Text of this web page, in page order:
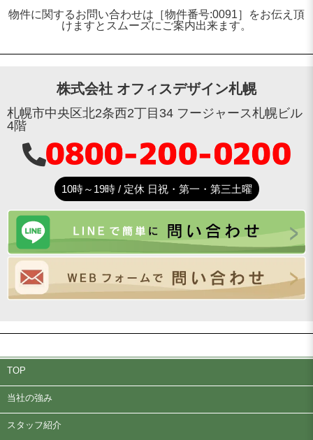
物件に関するお問い合わせは［物件番号:0091］をお伝え頂
けますとスムーズにご案内出来ます。
株式会社 オフィスデザイン札幌
札幌市中央区北2条西2丁目34 フージャース札幌ビル
4階
10時～19時 / 定休 日祝・第一・第三土曜
TOP
当社の強み
スタッフ紹介